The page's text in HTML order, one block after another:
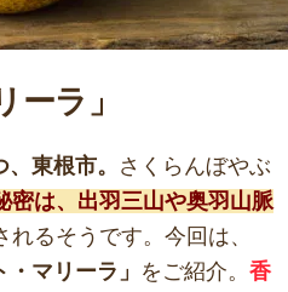
ラ」
東根市。
さくらんぼやぶ
密は、出羽三山や奥羽山脈
るそうです。今回は、
マリーラ」 をご紹介。 香